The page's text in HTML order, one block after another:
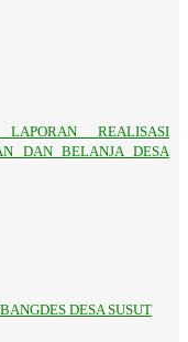
REALISASI
DAN BELANJA DESA
DESA SUSUT